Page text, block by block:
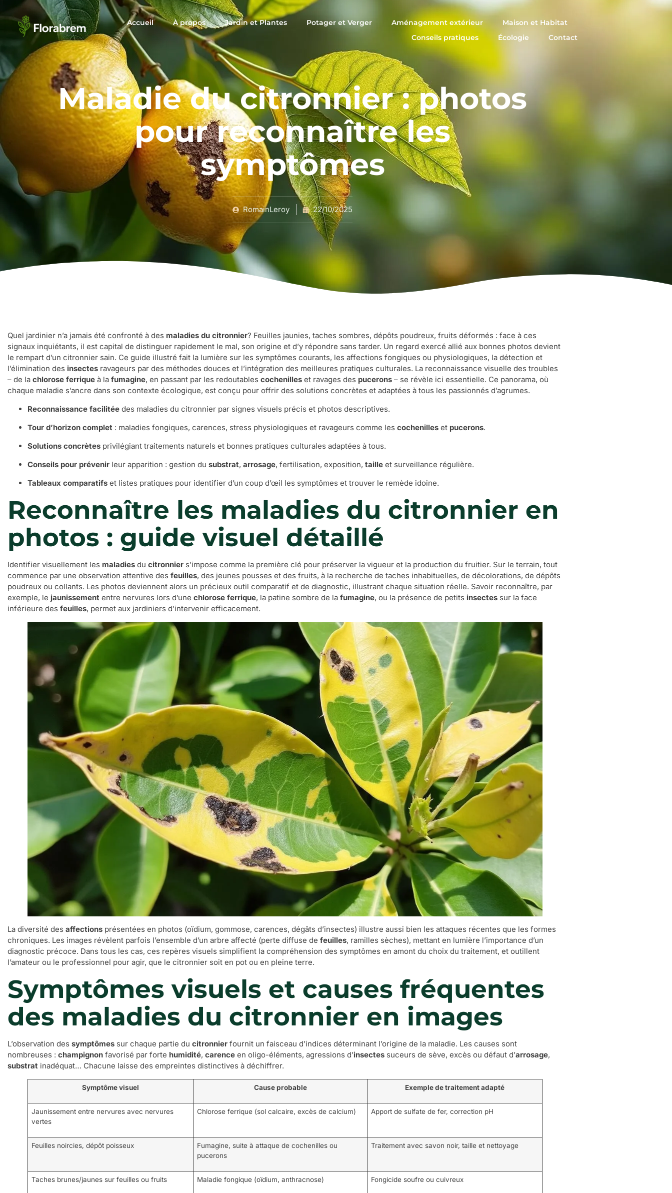
Accueil À propos Jardin et Plantes Potager et Verger Aménagement extérieur
Maison et Habitat
Conseils pratiques
Écologie Contact
Maladie du citronnier : photos
pour reconnaître les
symptômes
RomainLeroy 22/10/2025
Quel jardinier n’a jamais été confronté à des maladies du citronnier? Feuilles jaunies, taches sombres, dépôts poudreux, fruits déformés : face à ces
signaux inquiétants, il est capital de distinguer rapidement le mal, son origine et d’y répondre sans tarder. Un regard exercé allié aux bonnes photos devient
le rempart d’un citronnier sain. Ce guide illustré fait la lumière sur les symptômes courants, les affections fongiques ou physiologiques, la détection et
l’élimination des insectes ravageurs par des méthodes douces et l’intégration des meilleures pratiques culturales. La reconnaissance visuelle des troubles
– de la chlorose ferrique à la fumagine, en passant par les redoutables cochenilles et ravages des pucerons – se révèle ici essentielle. Ce panorama, où
chaque maladie s’ancre dans son contexte écologique, est conçu pour offrir des solutions concrètes et adaptées à tous les passionnés d’agrumes.
Reconnaissance facilitée des maladies du citronnier par signes visuels précis et photos descriptives.
Tour d’horizon complet : maladies fongiques, carences, stress physiologiques et ravageurs comme les cochenilles et pucerons.
Solutions concrètes privilégiant traitements naturels et bonnes pratiques culturales adaptées à tous.
Conseils pour prévenir leur apparition : gestion du substrat, arrosage, fertilisation, exposition, taille et surveillance régulière.
Tableaux comparatifs et listes pratiques pour identifier d’un coup d’œil les symptômes et trouver le remède idoine.
Reconnaître les maladies du citronnier en
photos : guide visuel détaillé
Identifier visuellement les maladies du citronnier s’impose comme la première clé pour préserver la vigueur et la production du fruitier. Sur le terrain, tout
commence par une observation attentive des feuilles, des jeunes pousses et des fruits, à la recherche de taches inhabituelles, de décolorations, de dépôts
poudreux ou collants. Les photos deviennent alors un précieux outil comparatif et de diagnostic, illustrant chaque situation réelle. Savoir reconnaître, par
exemple, le jaunissement entre nervures lors d’une chlorose ferrique, la patine sombre de la fumagine, ou la présence de petits insectes sur la face
inférieure des feuilles, permet aux jardiniers d’intervenir efficacement.
La diversité des affections présentées en photos (oïdium, gommose, carences, dégâts d’insectes) illustre aussi bien les attaques récentes que les formes
chroniques. Les images révèlent parfois l’ensemble d’un arbre affecté (perte diffuse de feuilles, ramilles sèches), mettant en lumière l’importance d’un
diagnostic précoce. Dans tous les cas, ces repères visuels simplifient la compréhension des symptômes en amont du choix du traitement, et outillent
l’amateur ou le professionnel pour agir, que le citronnier soit en pot ou en pleine terre.
Symptômes visuels et causes fréquentes
des maladies du citronnier en images
L’observation des symptômes sur chaque partie du citronnier fournit un faisceau d’indices déterminant l’origine de la maladie. Les causes sont
nombreuses : champignon favorisé par forte humidité, carence en oligo-éléments, agressions d’insectes suceurs de sève, excès ou défaut d’arrosage,
substrat inadéquat… Chacune laisse des empreintes distinctives à déchiffrer.
Symptôme visuel Cause probable Exemple de traitement adapté
Jaunissement entre nervures avec nervures
vertes
Chlorose ferrique (sol calcaire, excès de calcium) Apport de sulfate de fer, correction pH
Feuilles noircies, dépôt poisseux
Fumagine, suite à attaque de cochenilles ou
pucerons
Traitement avec savon noir, taille et nettoyage
Taches brunes/jaunes sur feuilles ou fruits Maladie fongique (oïdium, anthracnose) Fongicide soufre ou cuivreux